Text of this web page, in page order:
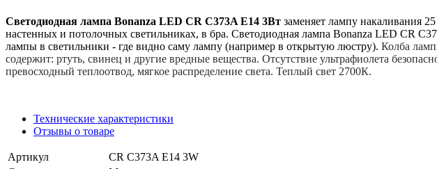
Светодиодная лампа Bonanza LED CR C373A E14 3Вт заменяет лампу накаливания
настенных и потолочных светильниках, в бра. Светодиодная лампа Bonanza LED CR
лампы в светильники - где видно саму лампу (например в открытую люстру). Колба
содержит: ртуть, свинец и другие вредные вещества. Отсутствие ультрафиолета
превосходный теплоотвод, мягкое распределение света. Теплый свет 2700К.
Технические характеристики
Отзывы о товаре
Артикул
CR C373A E14 3W